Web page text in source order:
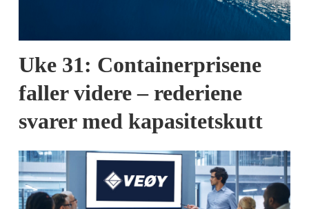
Uke 31: Containerprisene
faller videre – rederiene
svarer med kapasitetskutt